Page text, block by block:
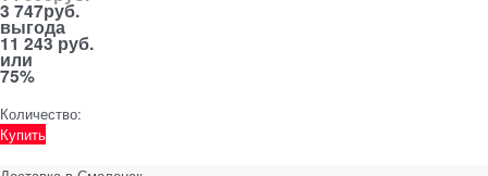
3 747руб.
выгода
11 243 руб.
или
75%
Количество:
Купить